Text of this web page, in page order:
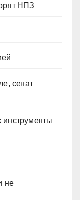
НПЗ
сенат
инструменты
не